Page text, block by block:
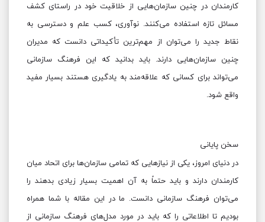
کارمندان در چنین سازمان‌هایی از خلاقیت خود در راستای کشف
مسائل تازه استفاده می‌کنند. نوآوری، کسب علم و دسترسی به
نقاط جدید را می‌توان از مهم‌ترین تأکیداتی دانست که مدیران
چنین سازمان‌هایی دارند. باید بدانید که این فرهنگ سازمانی
می‌تواند برای کسانی که علاقه‌مند به یادگیری هستند بسیار مفید
واقع شود.
سخن پایانی
در دنیای امروز، یکی از نیازهایی که تمامی سازمان‌ها برای اتحاد میان
کارمندان دارند و باید حتماً به آن اهمیت بسیار زیادی بدهند را
می‌توان فرهنگ سازمانی دانست. ما در این مقاله با شما همراه
بودیم تا اطلاعاتی را که باید در مورد مدل‌های فرهنگ سازمانی از